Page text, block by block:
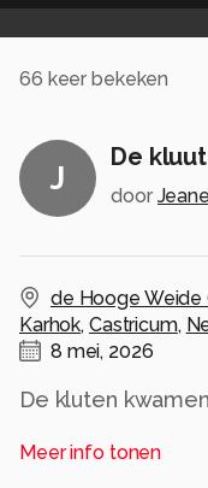
66 keer bekeken
J
De kluut
door
de Hooge Weide
Karhok, Castricum,
8 mei, 2026
De kluten
Meer info tonen